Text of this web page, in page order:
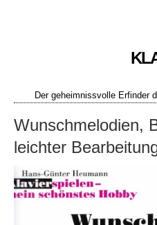
Der geheimnissvolle Erfinder
Wunschmelodien,
leichter